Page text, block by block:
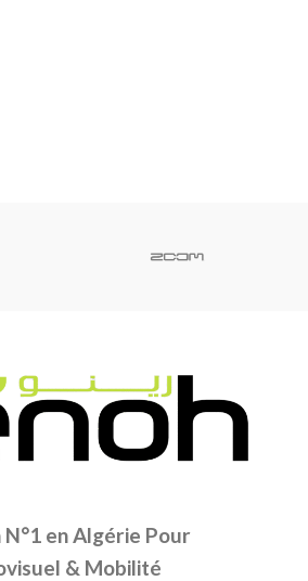
en Algérie Pour
& Mobilité